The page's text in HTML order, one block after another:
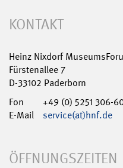
KONTAKT
Heinz Nixdorf
Fürstenallee 7
D-33102 Paderborn
Fon
+49 (0) 5251 306-
E-Mail
service(at)hnf.de
ÖFFNUNGSZEITEN